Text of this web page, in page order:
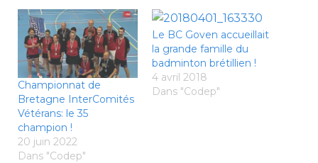
Championnat de
Bretagne InterComités
Vétérans: le 35
champion !
20 juin 2022
Dans "Codep"
Le BC Goven accueillait
la grande famille du
badminton brétillien !
4 avril 2018
Dans "Codep"